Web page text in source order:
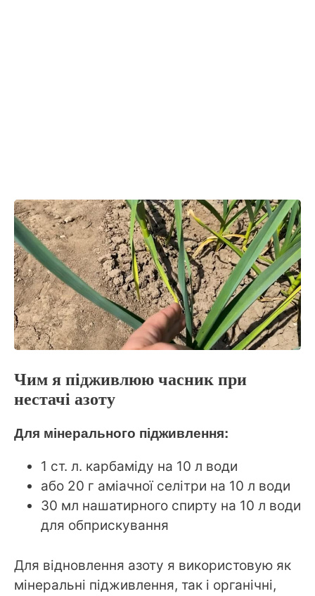
Чим я підживлюю часник при
нестачі азоту
Для мінерального підживлення:
1 ст. л. карбаміду на 10 л води
або 20 г аміачної селітри на 10 л води
30 мл нашатирного спирту на 10 л води
для обприскування
Для відновлення азоту я використовую як
мінеральні підживлення, так і органічні,